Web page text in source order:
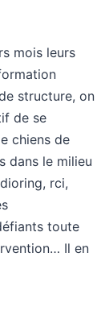
mois leurs
structure, on
de se
chiens de
dans le milieu
rci,
toute
Il en